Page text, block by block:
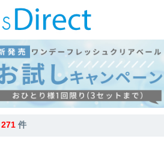
271 件